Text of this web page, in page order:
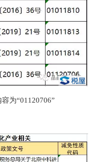
为“01120706”